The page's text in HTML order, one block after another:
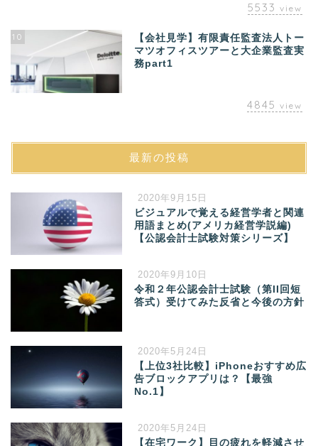
5533 view
10
【会社見学】有限責任監査法人トー
マツオフィスツアーと大企業監査実
務part1
4845 view
最新の投稿
2020年9月15日
ビジュアルで覚える経営学者と関連
用語まとめ(アメリカ経営学説編)
【公認会計士試験対策シリーズ】
2020年9月10日
令和２年公認会計士試験（第II回短
答式）受けてみた反省と今後の方針
2020年5月24日
【上位3社比較】iPhoneおすすめ広
告ブロックアプリは？【最強
No.1】
2020年5月24日
【在宅ワーク】目の疲れを軽減させ